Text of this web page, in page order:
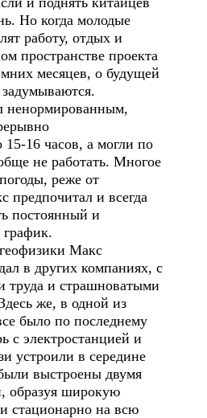
Но когда молодые
работу, отдых и
пространстве проекта
месяцев, о будущей
16 часов, а могли по
не работать. Многое
реже от
предпочитал и всегда
постоянный и
Макс
в других компаниях, с
труда и страшноватыми
же, в одной из
было по последнему
с электростанцией и
устроили в середине
выстроены двумя
образуя широкую
стационарно на всю